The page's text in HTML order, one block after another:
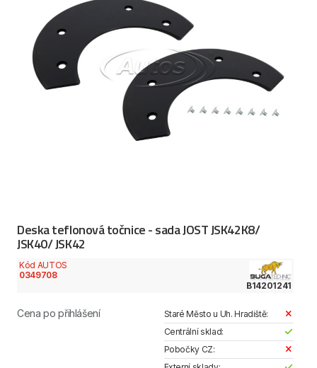
Deska teflonová točnice - sada JOST JSK42K8/
JSK40/ JSK42
Kód AUTOS
0349708
B14201241
Cena po přihlášení
Staré Město u Uh. Hradiště:
Centrální sklad:
Pobočky CZ: